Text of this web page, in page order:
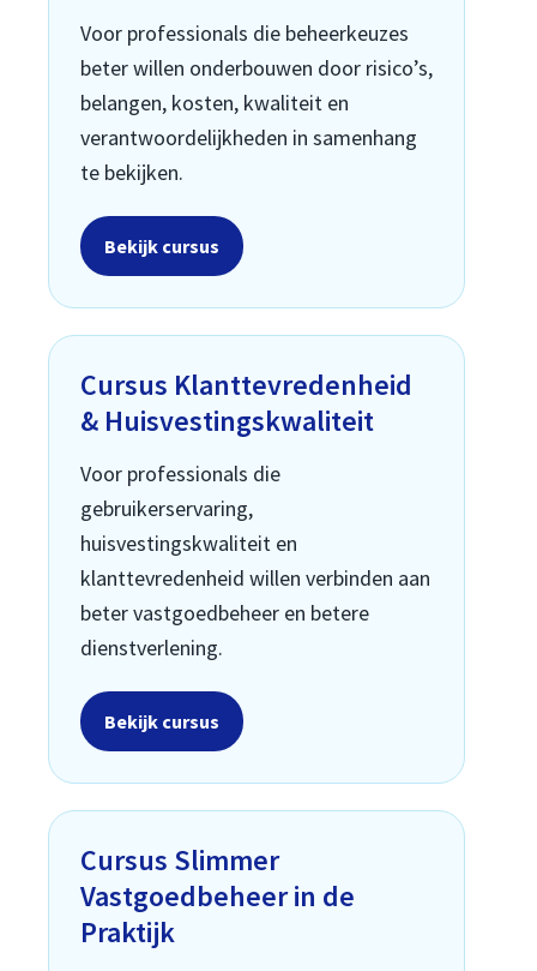
Voor professionals die beheerkeuzes
beter willen onderbouwen door risico’s,
belangen, kosten, kwaliteit en
verantwoordelijkheden in samenhang
te bekijken.
Bekijk cursus
Cursus Klanttevredenheid
& Huisvestingskwaliteit
Voor professionals die
gebruikerservaring,
huisvestingskwaliteit en
klanttevredenheid willen verbinden aan
beter vastgoedbeheer en betere
dienstverlening.
Bekijk cursus
Cursus Slimmer
Vastgoedbeheer in de
Praktijk